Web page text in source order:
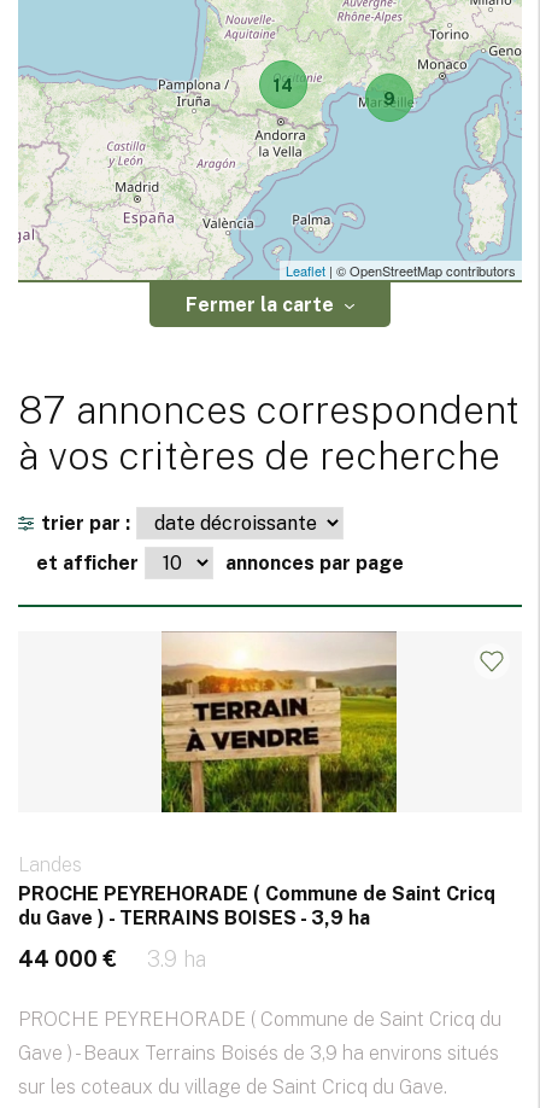
9
14
Leaflet | © OpenStreetMap contributors
Fermer la carte
87 annonces correspondent
à vos critères de recherche
trier par :
et afficher
annonces par page
Landes
PROCHE PEYREHORADE ( Commune de Saint Cricq
du Gave ) - TERRAINS BOISES - 3,9 ha
44 000 € 3.9 ha
PROCHE PEYREHORADE ( Commune de Saint Cricq du
Gave ) - Beaux Terrains Boisés de 3,9 ha environs situés
sur les coteaux du village de Saint Cricq du Gave.